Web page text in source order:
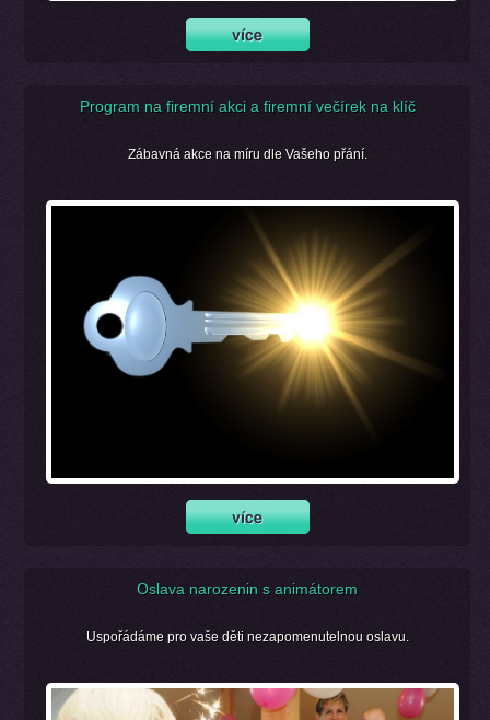
Program na firemní akci a firemní večírek na klíč
Zábavná akce na míru dle Vašeho přání.
Oslava narozenin s animátorem
Uspořádáme pro vaše děti nezapomenutelnou oslavu.